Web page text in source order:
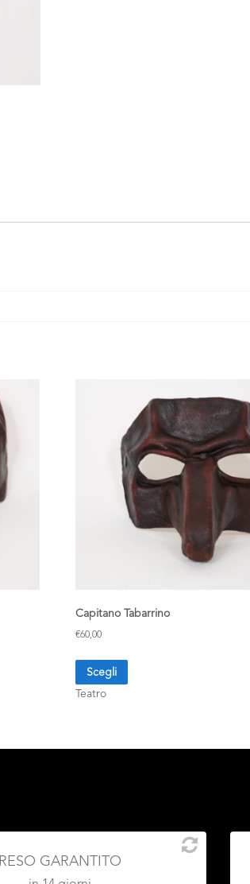
Capitano Tabarrino
€60,00
Scegli
Teatro
RESO GARANTITO